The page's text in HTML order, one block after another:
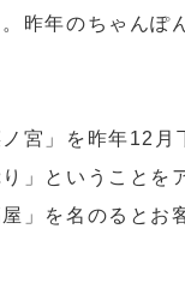
昨年のちゃんぽ
宮」を昨年12
」ということを
」を名のるとお